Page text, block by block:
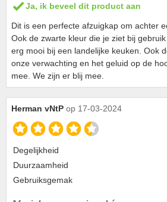
Ja, ik beveel dit product aan
Dit is een perfecte afzuigkap om achter
Ook de zwarte kleur die je ziet bij
erg mooi bij een landelijke keuken. Ook
onze verwachting en het geluid op de
mee. We zijn er blij mee.
Herman vNtP op 17-03-2024
Degelijkheid
Duurzaamheid
Gebruiksgemak